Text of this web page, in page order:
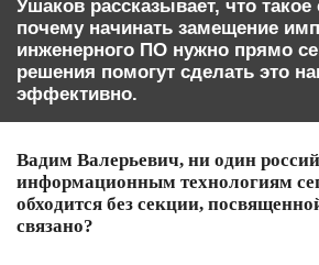
Ушаков рассказывает, что
почему начинать замещение
инженерного ПО нужно прямо
решения помогут сделать это
эффективно.
Вадим Валерьевич, ни один
информационным технологиям
обходится без секции,
связано?